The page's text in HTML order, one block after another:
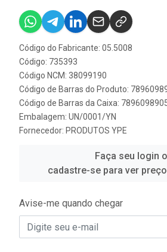
Código do Fabricante: 05.5008
Código: 735393
Código NCM: 38099190
Código de Barras do Produto:
Código de Barras da Caixa:
Embalagem: UN/0001/YN
Fornecedor: PRODUTOS YPE
Faça seu login
cadastre-se para ver
Avise-me quando chegar